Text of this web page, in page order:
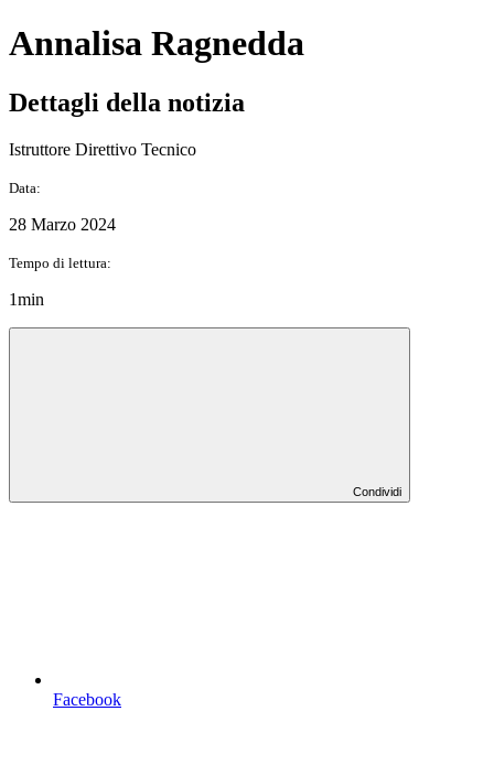
Annalisa Ragnedda
Dettagli della notizia
Istruttore Direttivo Tecnico
Data:
28 Marzo 2024
Tempo di lettura:
1min
Condividi
Facebook